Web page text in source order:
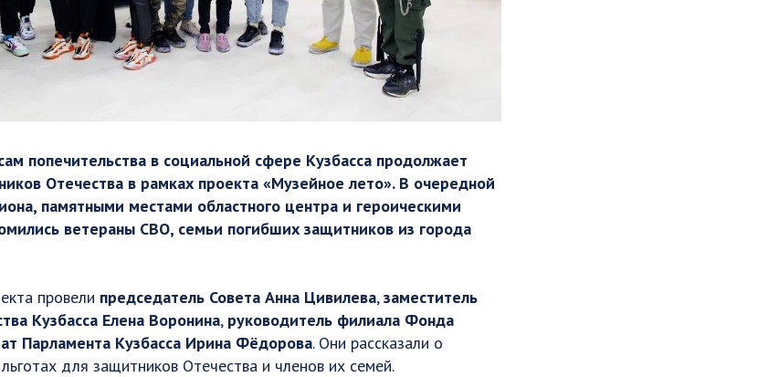
попечительства в социальной сфере Кузбасса продолжает
Отечества в рамках проекта «Музейное лето». В очередной
памятными местами областного центра и героическими
ветераны СВО, семьи погибших защитников из города
провели председатель Совета Анна Цивилева,заместитель
Кузбасса Елена Воронина, руководитель филиала Фонда
Парламента Кузбасса Ирина Фёдорова. Они рассказали о
для защитников Отечества и членов их семей.